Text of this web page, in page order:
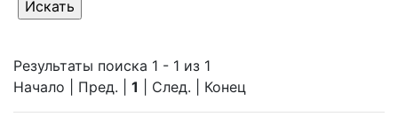
Результаты поиска 1 - 1 из 1
Начало | Пред. | 1 | След. | Конец